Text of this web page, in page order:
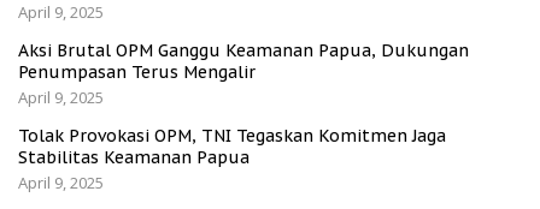
April 9, 2025
Aksi Brutal OPM Ganggu Keamanan Papua, Dukungan
Penumpasan Terus Mengalir
April 9, 2025
Tolak Provokasi OPM, TNI Tegaskan Komitmen Jaga
Stabilitas Keamanan Papua
April 9, 2025